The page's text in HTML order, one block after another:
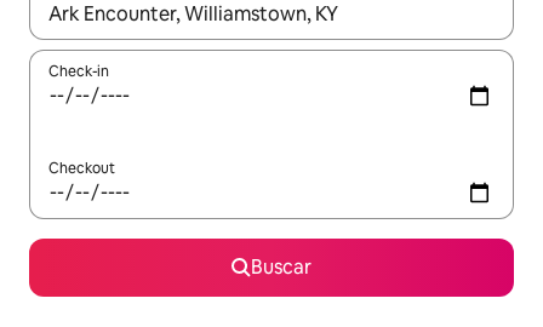
Quando os resultados estiverem disponíveis, explore-os
Check-in
Checkout
Buscar